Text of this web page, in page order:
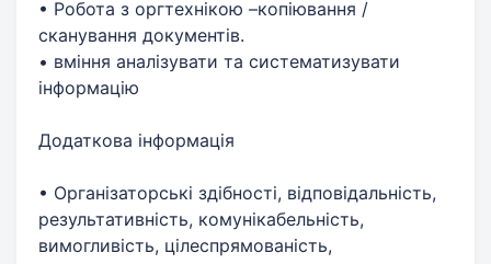
• Робота з оргтехнікою –копіювання /
сканування документів.
• вміння аналізувати та систематизувати
інформацію
Додаткова інформація
• Організаторські здібності, відповідальність,
результативність, комунікабельність,
вимогливість, цілеспрямованість,